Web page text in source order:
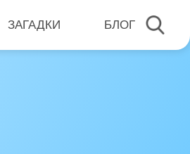
ЗАГАДКИ БЛОГ